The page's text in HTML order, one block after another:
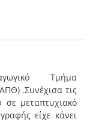
Τμήμα
.Συνέχισα τις
σε μεταπτυχιακό
είχε κάνει